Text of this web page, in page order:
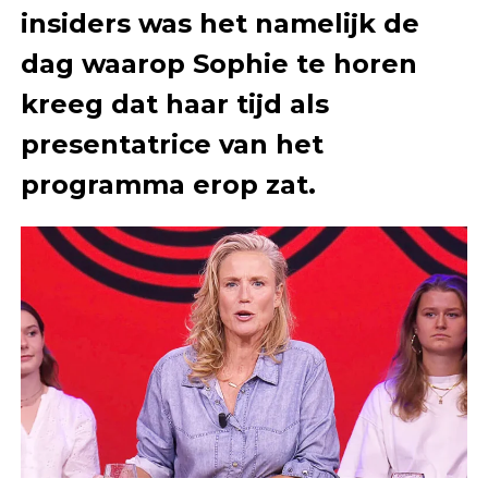
insiders was het namelijk de
dag waarop Sophie te horen
kreeg dat haar tijd als
presentatrice van het
programma erop zat.